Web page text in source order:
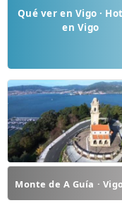
Qué ver en Vigo ·
en Vigo
Monte de A Guía ·